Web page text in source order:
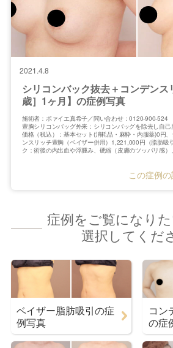
2021.4.8
シリコンバック抜去＋コンデン
歳］1ヶ月】の症例写真
施術者：ボァイエ真希子／問い合わせ：0120-900-524
豊胸シリコンバッグ外来：シリコンバッグを除去し自
価格（税込）：基本セット(消耗品・麻酔・内服薬)0円
ンスリッチ豊胸（ベイザー併用）1,221,000円（脂肪吸
ク：術後の内出血や浮腫み、硬縮（皮膚のツッパリ感）
この症例
症例をご覧になり
選択してくだ
ベイザー脂肪吸引の症
例写真
コン
の症